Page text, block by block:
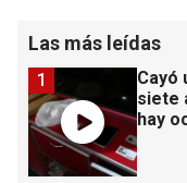
Las más leídas
Cayó
siete
hay
1